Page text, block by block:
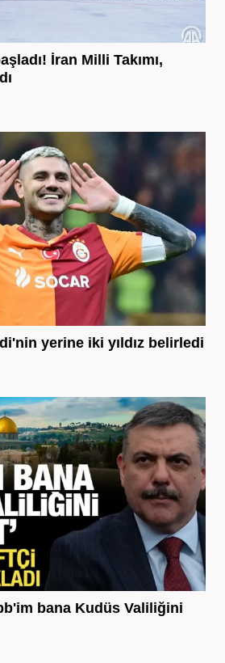
İran Milli Takımı,
yerine iki yıldız belirledi
bana Kudüs Valiliğini